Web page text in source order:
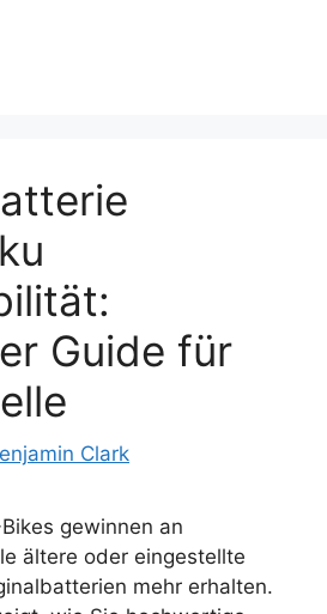
Guide für
Clark
gewinnen an
ältere oder eingestellte
mehr erhalten.